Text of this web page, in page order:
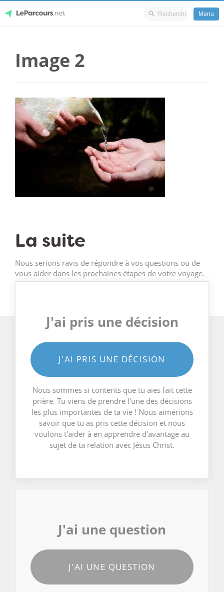
content
Menu
Image 2
La suite
Nous serions ravis de répondre à vos questions ou de
vous aider dans les prochaines étapes de votre voyage.
J'ai pris une décision
J'AI PRIS UNE DÉCISION
Nous sommes si contents que tu aies fait cette
prière. Tu viens de prendre l'une des décisions
les plus importantes de ta vie ! Nous aimerions
savoir que tu as pris cette décision et nous
voulons t'aider à en apprendre d'avantage au
sujet de ta relation avec Jésus Christ.
J'ai une question
J'AI UNE QUESTION